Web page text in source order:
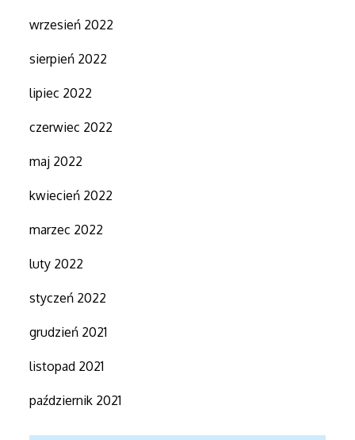
wrzesień 2022
sierpień 2022
lipiec 2022
czerwiec 2022
maj 2022
kwiecień 2022
marzec 2022
luty 2022
styczeń 2022
grudzień 2021
listopad 2021
październik 2021